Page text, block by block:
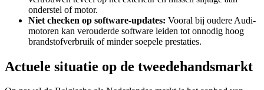
onderstel of motor.
Niet checken op software-updates: Vooral bij oudere Audi-
motoren kan verouderde software leiden tot onnodig hoog
brandstofverbruik of minder soepele prestaties.
Actuele situatie op de tweedehandsmarkt